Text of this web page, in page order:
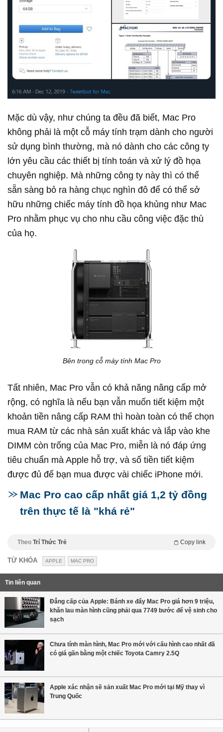
Mặc dù vậy, như chúng ta đều đã biết, Mac Pro
không phải là một cỗ máy tính trạm dành cho người
sử dụng bình thường, mà nó dành cho các công ty
lớn yêu cầu các thiết bị tính toán và xử lý đồ họa
chuyên nghiệp. Mà những công ty này thì có thể
sẵn sàng bỏ ra hàng chục nghìn đô để có thể sở
hữu những chiếc máy tính đồ họa khủng như Mac
Pro nhằm phục vụ cho nhu cầu công việc đặc thù
của họ.
Bên trong cỗ máy tính Mac Pro
Tất nhiên, Mac Pro vẫn có khả năng nâng cấp mở
rộng, có nghĩa là nếu bạn vẫn muốn tiết kiệm một
khoản tiền nâng cấp RAM thì hoàn toàn có thể chọn
mua RAM từ các nhà sản xuất khác và lắp vào khe
DIMM còn trống của Mac Pro, miễn là nó đáp ứng
tiêu chuẩn mà Apple hỗ trợ, và số tiền tiết kiệm
được đủ để bạn mua được vài chiếc iPhone mới.
Mac Pro cao cấp nhất giá 1,2 tỷ đồng
trên thực tế là "khá rẻ"
Theo Trí Thức Trẻ Copy link
TỪ KHÓA APPLE MAC PRO
Tin liên quan
Đẳng cấp của Apple: Bánh xe đẩy Mac Pro giá hơn 9 triệu,
khăn lau màn hình cũng phải qua 7749 bước để vệ sinh cho
sạch
Chưa tính màn hình, Mac Pro mới với cấu hình cao nhất đã
có giá gần bằng một chiếc Toyota Camry 2.5Q
Apple xác nhận sẽ sản xuất Mac Pro mới tại Mỹ thay vì
Trung Quốc